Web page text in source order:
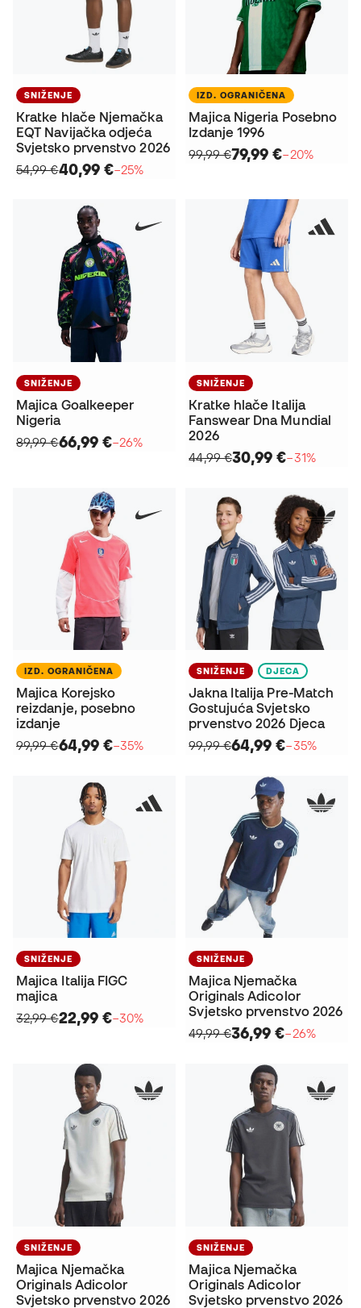
SNIŽENJE
Kratke hlače Njemačka
EQT Navijačka odjeća
Svjetsko prvenstvo 2026
54,99 €40,99 €−25%
IZD. OGRANIČENA
Majica Nigeria Posebno
Izdanje 1996
99,99 €79,99 €−20%
SNIŽENJE
Majica Goalkeeper
Nigeria
89,99 €66,99 €−26%
SNIŽENJE
Kratke hlače Italija
Fanswear Dna Mundial
2026
44,99 €30,99 €−31%
IZD. OGRANIČENA
Majica Korejsko
reizdanje, posebno
izdanje
99,99 €64,99 €−35%
SNIŽENJE DJECA
Jakna Italija Pre-Match
Gostujuća Svjetsko
prvenstvo 2026 Djeca
99,99 €64,99 €−35%
SNIŽENJE
Majica Italija FIGC
majica
32,99 €22,99 €−30%
SNIŽENJE
Majica Njemačka
Originals Adicolor
Svjetsko prvenstvo 2026
49,99 €36,99 €−26%
SNIŽENJE
Majica Njemačka
Originals Adicolor
Svjetsko prvenstvo 2026
SNIŽENJE
Majica Njemačka
Originals Adicolor
Svjetsko prvenstvo 2026